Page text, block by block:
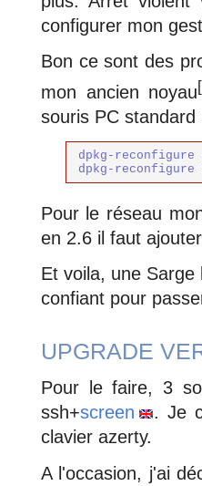
configurer mon
Bon ce sont des
mon ancien noyau[
souris PC standard
dpkg-reconfigure
dpkg-reconfigure
Pour le réseau
en 2.6 il faut
Et voila, une
confiant pour
UPGRADE
Pour le faire, 3
ssh+screen
. Je
clavier azerty.
A l'occasion, j'ai